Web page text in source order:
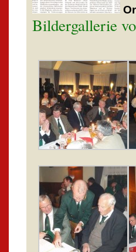
Bildergallerie